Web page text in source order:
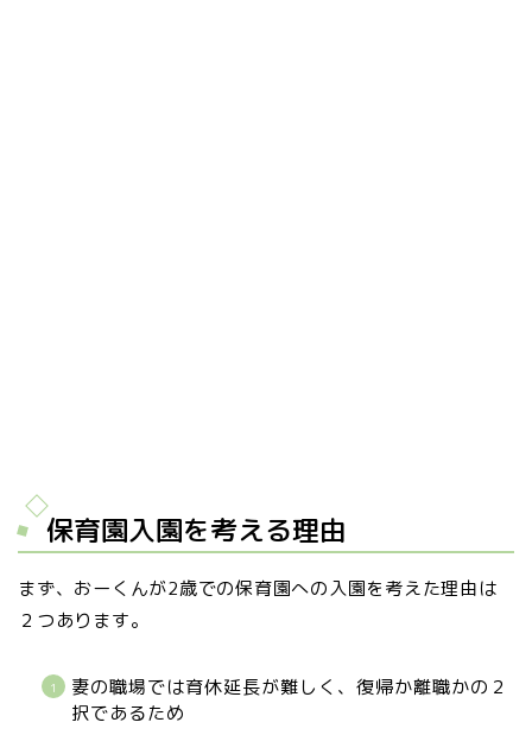
保育園入園を考える理由
まず、おーくんが2歳での保育園への入園を考えた理由は
２つあります。
妻の職場では育休延長が難しく、復帰か離職かの２
択であるため